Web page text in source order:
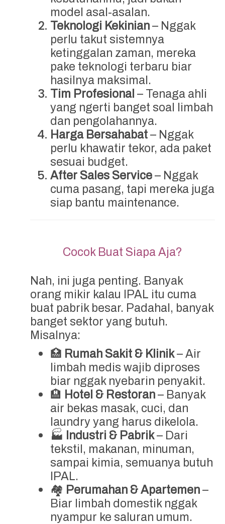
model asal-asalan.
Teknologi Kekinian – Nggak
perlu takut sistemnya
ketinggalan zaman, mereka
pake teknologi terbaru biar
hasilnya maksimal.
Tim Profesional – Tenaga ahli
yang ngerti banget soal limbah
dan pengolahannya.
Harga Bersahabat – Nggak
perlu khawatir tekor, ada paket
sesuai budget.
After Sales Service – Nggak
cuma pasang, tapi mereka juga
siap bantu maintenance.
Cocok Buat Siapa Aja?
Nah, ini juga penting. Banyak
orang mikir kalau IPAL itu cuma
buat pabrik besar. Padahal, banyak
banget sektor yang butuh.
Misalnya:
🏥 Rumah Sakit & Klinik– Air
limbah medis wajib diproses
biar nggak nyebarin penyakit.
🏨 Hotel & Restoran – Banyak
air bekas masak, cuci, dan
laundry yang harus dikelola.
🏭 Industri & Pabrik– Dari
tekstil, makanan, minuman,
sampai kimia, semuanya butuh
IPAL.
🏘️ Perumahan & Apartemen –
Biar limbah domestik nggak
nyampur ke saluran umum.